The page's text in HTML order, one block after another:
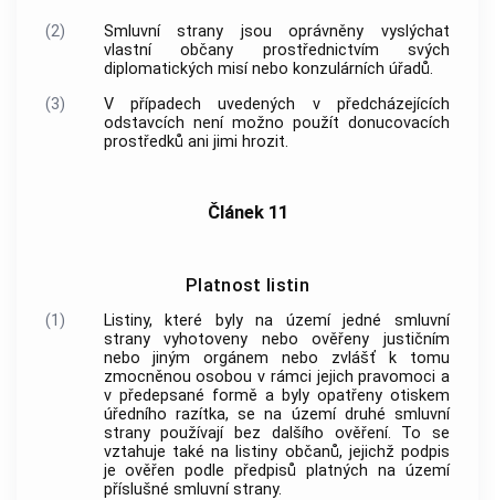
(2)
Smluvní strany jsou oprávněny vyslýchat
vlastní občany prostřednictvím svých
diplomatických misí nebo konzulárních úřadů.
(3)
V případech uvedených v předcházejících
odstavcích není možno použít donucovacích
prostředků ani jimi hrozit.
Článek 11
Platnost listin
(1)
Listiny, které byly na území jedné smluvní
strany vyhotoveny nebo ověřeny justičním
nebo jiným orgánem nebo zvlášť k tomu
zmocněnou osobou v rámci jejich pravomoci a
v předepsané formě a byly opatřeny otiskem
úředního razítka, se na území druhé smluvní
strany používají bez dalšího ověření. To se
vztahuje také na listiny občanů, jejichž podpis
je ověřen podle předpisů platných na území
příslušné smluvní strany.